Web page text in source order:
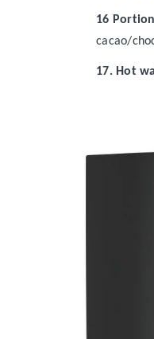
16
cacao/
17. Hot